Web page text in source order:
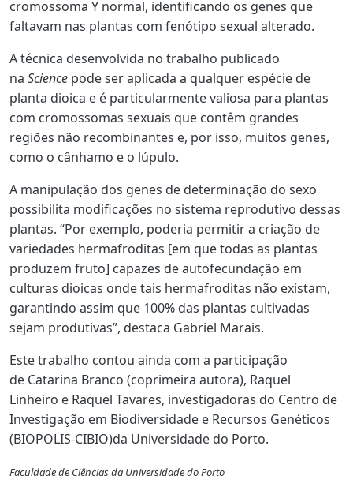
cromossoma Y normal, identificando os genes que
faltavam nas plantas com fenótipo sexual alterado.
A técnica desenvolvida no trabalho publicado
na Science pode ser aplicada a qualquer espécie de
planta dioica e é particularmente valiosa para plantas
com cromossomas sexuais que contêm grandes
regiões não recombinantes e, por isso, muitos genes,
como o cânhamo e o lúpulo.
A manipulação dos genes de determinação do sexo
possibilita modificações no sistema reprodutivo dessas
plantas. “Por exemplo, poderia permitir a criação de
variedades hermafroditas [em que todas as plantas
produzem fruto] capazes de autofecundação em
culturas dioicas onde tais hermafroditas não existam,
garantindo assim que 100% das plantas cultivadas
sejam produtivas”, destaca Gabriel Marais.
Este trabalho contou ainda com a participação
de Catarina Branco (coprimeira autora), Raquel
Linheiro e Raquel Tavares, investigadoras do Centro de
Investigação em Biodiversidade e Recursos Genéticos
(BIOPOLIS-CIBIO)da Universidade do Porto.
Faculdade de Ciências da Universidade do Porto